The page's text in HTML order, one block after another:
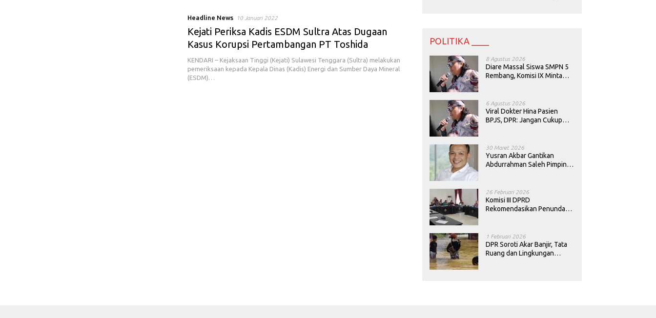
Headline News 10 Januari 2022
Kejati Periksa Kadis ESDM Sultra Atas Dugaan
Kasus Korupsi Pertambangan PT Toshida
KENDARI – Kejaksaan Tinggi (Kejati) Sulawesi Tenggara (Sultra) melakukan
pemeriksaan kepada Kepala Dinas (Kadis) Energi dan Sumber Daya Mineral
(ESDM)…
POLITIKA ____
8 Agustus 2026
Diare Massal Siswa SMPN 5
Rembang, Komisi IX Minta
6 Agustus 2026
Viral Dokter Hina Pasien
BPJS, DPR: Jangan Cukup
30 Maret 2026
Yusran Akbar Gantikan
Abdurrahman Saleh Pimpin
26 Februari 2026
Komisi III DPRD
Rekomendasikan Penundaan
1 Februari 2026
DPR Soroti Akar Banjir, Tata
Ruang dan Lingkungan